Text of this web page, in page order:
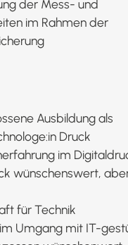
der Mess- und
im Rahmen der
Ausbildung als
Druck
im
wünschenswert,
für Technik
Umgang mit IT-